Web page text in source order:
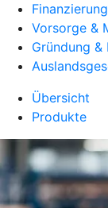
Finanzierung
Vorsorge &
Gründung
Übersicht
Produkte